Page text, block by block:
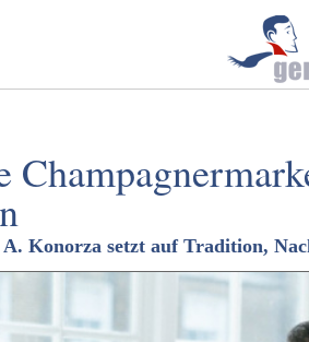
Konorza setzt auf Tradition,